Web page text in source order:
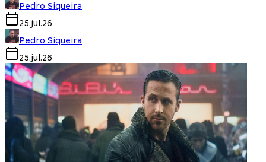
Pedro Siqueira
25.jul.26
Pedro Siqueira
25.jul.26